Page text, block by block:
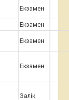
Екзамен
Екзамен
Екзамен
Екзамен
Залік